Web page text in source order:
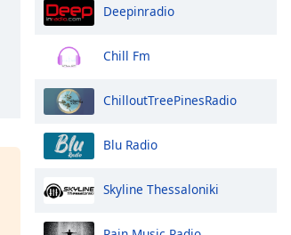
Deepinradio
Chill Fm
ChilloutTreePinesRadio
Blu Radio
Skyline Thessaloniki